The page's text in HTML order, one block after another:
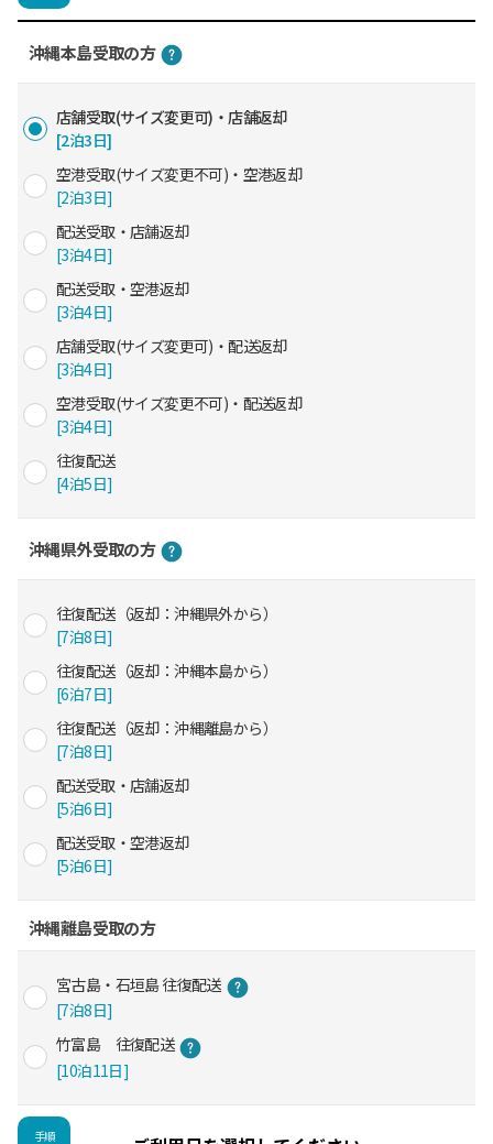
沖縄本島受取の方
店舗受取(サイズ変更可)・店舗返却
[2泊3日]
空港受取(サイズ変更不可)・空港返却
[2泊3日]
配送受取・店舗返却
[3泊4日]
配送受取・空港返却
[3泊4日]
店舗受取(サイズ変更可)・配送返却
[3泊4日]
空港受取(サイズ変更不可)・配送返却
[3泊4日]
往復配送
[4泊5日]
沖縄県外受取の方
往復配送（返却：沖縄県外から）
[7泊8日]
往復配送（返却：沖縄本島から）
[6泊7日]
往復配送（返却：沖縄離島から）
[7泊8日]
配送受取・店舗返却
[5泊6日]
配送受取・空港返却
[5泊6日]
沖縄離島受取の方
宮古島・石垣島 往復配送
[7泊8日]
竹富島 往復配送
[10泊11日]
手順